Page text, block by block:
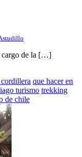
cargo de la […]
que hacer en
turismo trekking
de chile